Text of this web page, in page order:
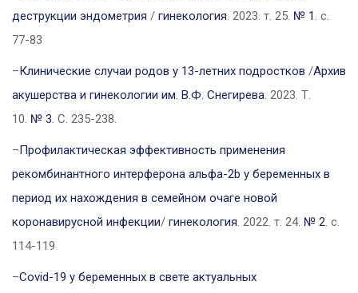
деструкции эндометрия / гинекология. 2023. т. 25. № 1 . с.
77-83
–Клинические случаи родов у 13-летних подростков /Архив
акушерства и гинекологии им. В.Ф. Снегирева. 2023. Т.
10. № 3. С. 235-238.
–Профилактическая эффективность применения
рекомбинантного интерферона альфа-2b у беременных в
период их нахождения в семейном очаге новой
коронавирусной инфекции/ гинекология. 2022. т. 24. № 2. с.
114-119
–Сovid-19 у беременных в свете актуальных